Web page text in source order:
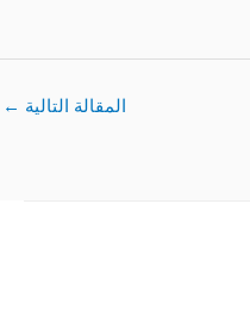
المقالة التالية ←